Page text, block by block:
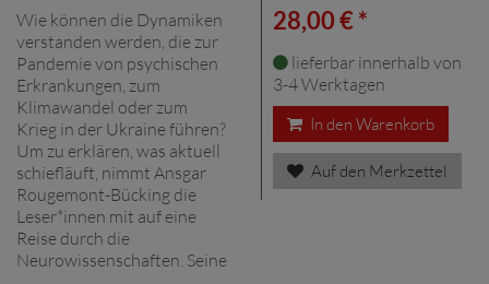
Wie können die Dynamiken
verstanden werden, die zur
Pandemie von psychischen
Erkrankungen, zum
Klimawandel oder zum
Krieg in der Ukraine führen?
Um zu erklären, was aktuell
schiefläuft, nimmt Ansgar
Rougemont-Bücking die
Leser*innen mit auf eine
Reise durch die
Neurowissenschaften. Seine
28,00 € *
lieferbar innerhalb von
3-4 Werktagen
In den Warenkorb
Auf den Merkzettel